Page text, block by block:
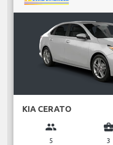
KIA CERATO
group
5
business_center
3